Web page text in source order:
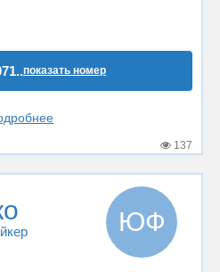
показать номер
137
ЮФ